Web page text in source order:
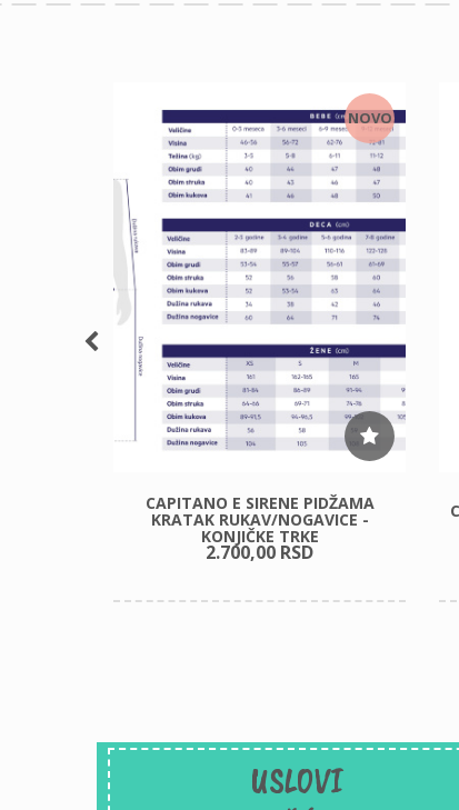
NOVO
CAPITANO E SIRENE PIDŽAMA
KRATAK RUKAV/NOGAVICE -
KONJIČKE TRKE
2.700,00 RSD
USLOVI